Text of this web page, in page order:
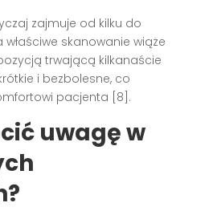
zajmuje od kilku do
właściwe skanowanie wiąże
trwającą kilkanaście
i bezbolesne, co
pacjenta [8].
uwagę w